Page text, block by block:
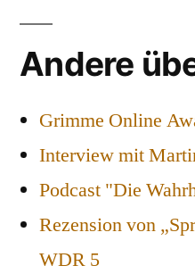
Andere
Grimme Online
Interview mit
Podcast "Die
Rezension von
WDR 5